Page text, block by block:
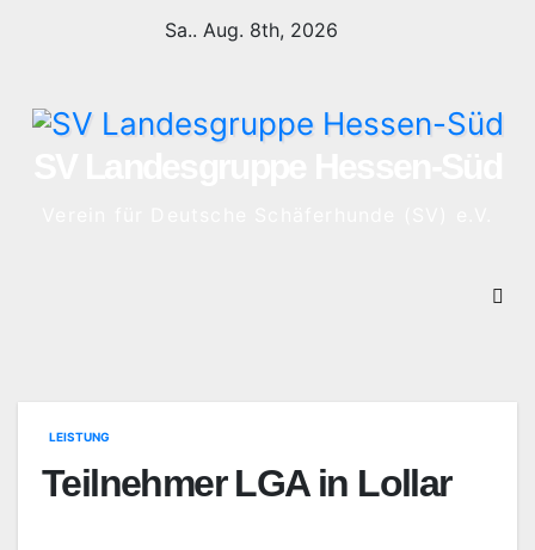
Sa.. Aug. 8th, 2026
LEISTUNG
Teilnehmer LGA in Lollar